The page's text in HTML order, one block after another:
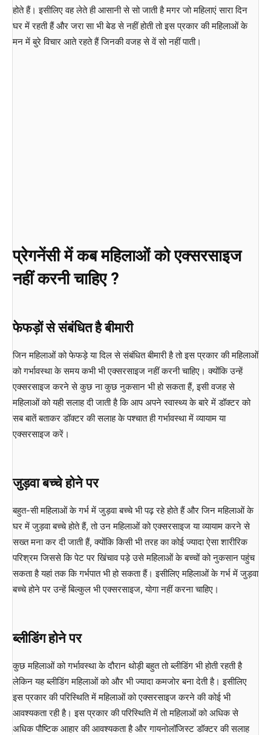
होते हैं। इसीलिए वह लेते ही आसानी से सो जाती है मगर जो महिलाएं सारा दिन
घर में रहती हैं और जरा सा भी बेड से नहीं होती तो इस प्रकार की महिलाओं के
मन में बुरे विचार आते रहते हैं जिनकी वजह से वें सो नहीं पाती।
प्रेगनेंसी में कब महिलाओं को एक्सरसाइज
नहीं करनी चाहिए ?
फेफड़ों से संबंधित है बीमारी
जिन महिलाओं को फेफड़े या दिल से संबंधित बीमारी है तो इस प्रकार की महिलाओं
को गर्भावस्था के समय कभी भी एक्सरसाइज नहीं करनी चाहिए। क्योंकि उन्हें
एक्सरसाइज करने से कुछ ना कुछ नुकसान भी हो सकता हैं, इसी वजह से
महिलाओं को यही सलाह दी जाती है कि आप अपने स्वास्थ्य के बारे में डॉक्टर को
सब बातें बताकर डॉक्टर की सलाह के पश्चात ही गर्भावस्था में व्यायाम या
एक्सरसाइज करें।
जुड़वा बच्चे होने पर
बहुत-सी महिलाओं के गर्भ में जुड़वा बच्चे भी पढ़ रहे होते हैं और जिन महिलाओं के
घर में जुड़वा बच्चे होते हैं, तो उन महिलाओं को एक्सरसाइज या व्यायाम करने से
सख्त मना कर दी जाती हैं, क्योंकि किसी भी तरह का कोई ज्यादा ऐसा शारीरिक
परिश्रम जिससे कि पेट पर खिंचाव पड़े उसे महिलाओं के बच्चों को नुकसान पहुंच
सकता है यहां तक कि गर्भपात भी हो सकता हैं। इसीलिए महिलाओं के गर्भ में जुड़वा
बच्चे होने पर उन्हें बिल्कुल भी एक्सरसाइज, योगा नहीं करना चाहिए।
ब्लीडिंग होने पर
कुछ महिलाओं को गर्भावस्था के दौरान थोड़ी बहुत तो ब्लीडिंग भी होती रहती है
लेकिन यह ब्लीडिंग महिलाओं को और भी ज्यादा कमजोर बना देती है। इसीलिए
इस प्रकार की परिस्थिति में महिलाओं को एक्सरसाइज करने की कोई भी
आवश्यकता रही है। इस प्रकार की परिस्थिति में तो महिलाओं को अधिक से
अधिक पौष्टिक आहार की आवश्यकता है और गायनोलॉजिस्ट डॉक्टर की सलाह